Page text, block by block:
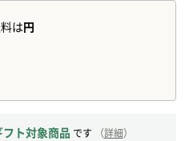
フト対象商品 です （詳細）